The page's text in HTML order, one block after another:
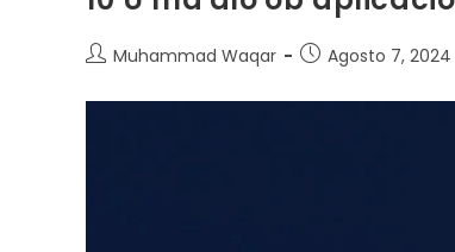
Muhammad Waqar Agosto 7, 2024